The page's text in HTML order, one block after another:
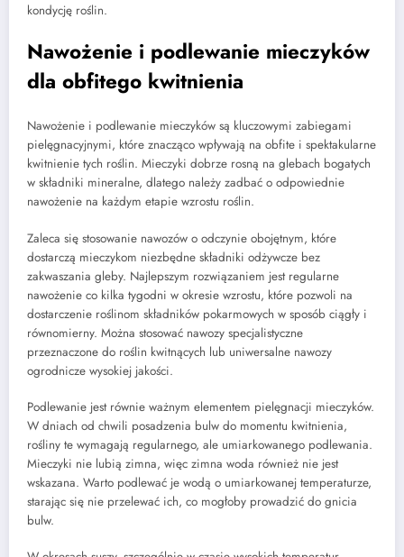
kondycję roślin.
Nawożenie i podlewanie mieczyków
dla obfitego kwitnienia
Nawożenie i podlewanie mieczyków są kluczowymi zabiegami
pielęgnacyjnymi, które znacząco wpływają na obfite i spektakularne
kwitnienie tych roślin. Mieczyki dobrze rosną na glebach bogatych
w składniki mineralne, dlatego należy zadbać o odpowiednie
nawożenie na każdym etapie wzrostu roślin.
Zaleca się stosowanie nawozów o odczynie obojętnym, które
dostarczą mieczykom niezbędne składniki odżywcze bez
zakwaszania gleby. Najlepszym rozwiązaniem jest regularne
nawożenie co kilka tygodni w okresie wzrostu, które pozwoli na
dostarczenie roślinom składników pokarmowych w sposób ciągły i
równomierny. Można stosować nawozy specjalistyczne
przeznaczone do roślin kwitnących lub uniwersalne nawozy
ogrodnicze wysokiej jakości.
Podlewanie jest równie ważnym elementem pielęgnacji mieczyków.
W dniach od chwili posadzenia bulw do momentu kwitnienia,
rośliny te wymagają regularnego, ale umiarkowanego podlewania.
Mieczyki nie lubią zimna, więc zimna woda również nie jest
wskazana. Warto podlewać je wodą o umiarkowanej temperaturze,
starając się nie przelewać ich, co mogłoby prowadzić do gnicia
bulw.